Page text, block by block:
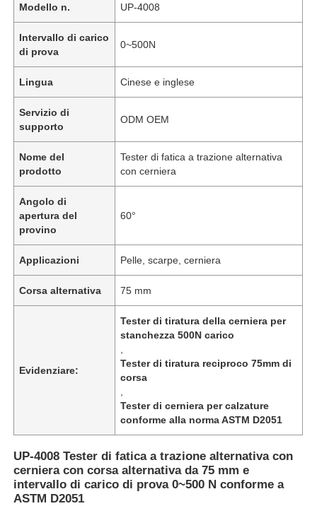
Modello n. UP-4008
Intervallo di carico
di prova
0~500N
Lingua Cinese e inglese
Servizio di
supporto
ODM OEM
Nome del
prodotto
Tester di fatica a trazione alternativa
con cerniera
Angolo di
apertura del
provino
60°
Applicazioni Pelle, scarpe, cerniera
Corsa alternativa 75 mm
Evidenziare:
Tester di tiratura della cerniera per
stanchezza 500N carico
Tester di tiratura reciproco 75mm di
corsa
Tester di cerniera per calzature
conforme alla norma ASTM D2051
UP-4008 Tester di fatica a trazione alternativa con
cerniera con corsa alternativa da 75 mm e
intervallo di carico di prova 0~500 N conforme a
ASTM D2051